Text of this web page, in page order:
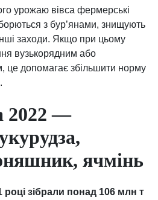
урожаю вівса фермерські
з бур’янами, знищують
заходи. Якщо при цьому
вузькорядним або
це допомагає збільшити норму
2022 —
ячмінь
році зібрали понад 106 млн т